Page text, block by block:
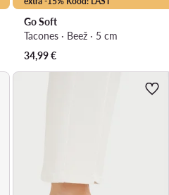
Go Soft
Tacones · Beež · 5 cm
34,99€